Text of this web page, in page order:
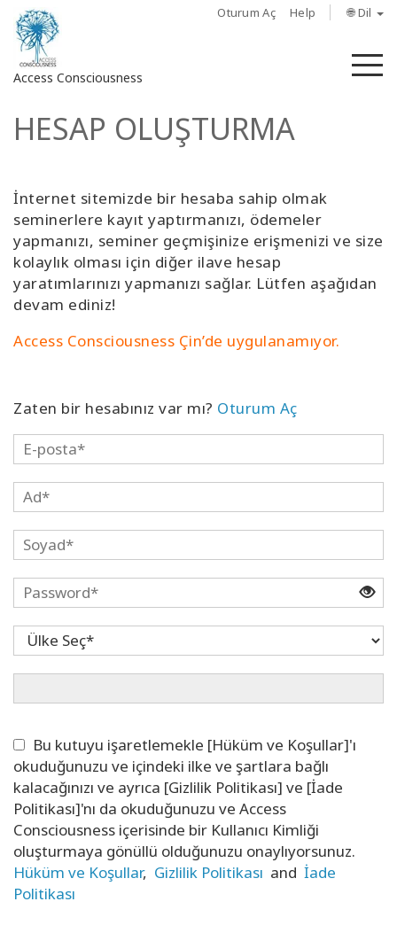
Oturum Aç Help 🌐 Dil
Access Consciousness
Hesabınızda
Hakkında
Access
Bars
Kolaylaştırıcılar
Shop
More
Mutluluğunuzu
İLETIŞIM
HESAP OLUŞTURMA
İnternet sitemizde bir hesaba sahip olmak
seminerlere kayıt yaptırmanızı, ödemeler
yapmanızı, seminer geçmişinize erişmenizi ve size
kolaylık olması için diğer ilave hesap
yaratımlarınızı yapmanızı sağlar. Lütfen aşağıdan
devam ediniz!
Access Consciousness Çin’de uygulanamıyor.
Zaten bir hesabınız var mı? Oturum Aç
Bu kutuyu işaretlemekle [Hüküm ve Koşullar]'ı
okuduğunuzu ve içindeki ilke ve şartlara bağlı
kalacağınızı ve ayrıca [Gizlilik Politikası] ve [İade
Politikası]'nı da okuduğunuzu ve Access
Consciousness içerisinde bir Kullanıcı Kimliği
oluşturmaya gönüllü olduğunuzu onaylıyorsunuz.
Hüküm ve Koşullar, Gizlilik Politikası and İade
Politikası